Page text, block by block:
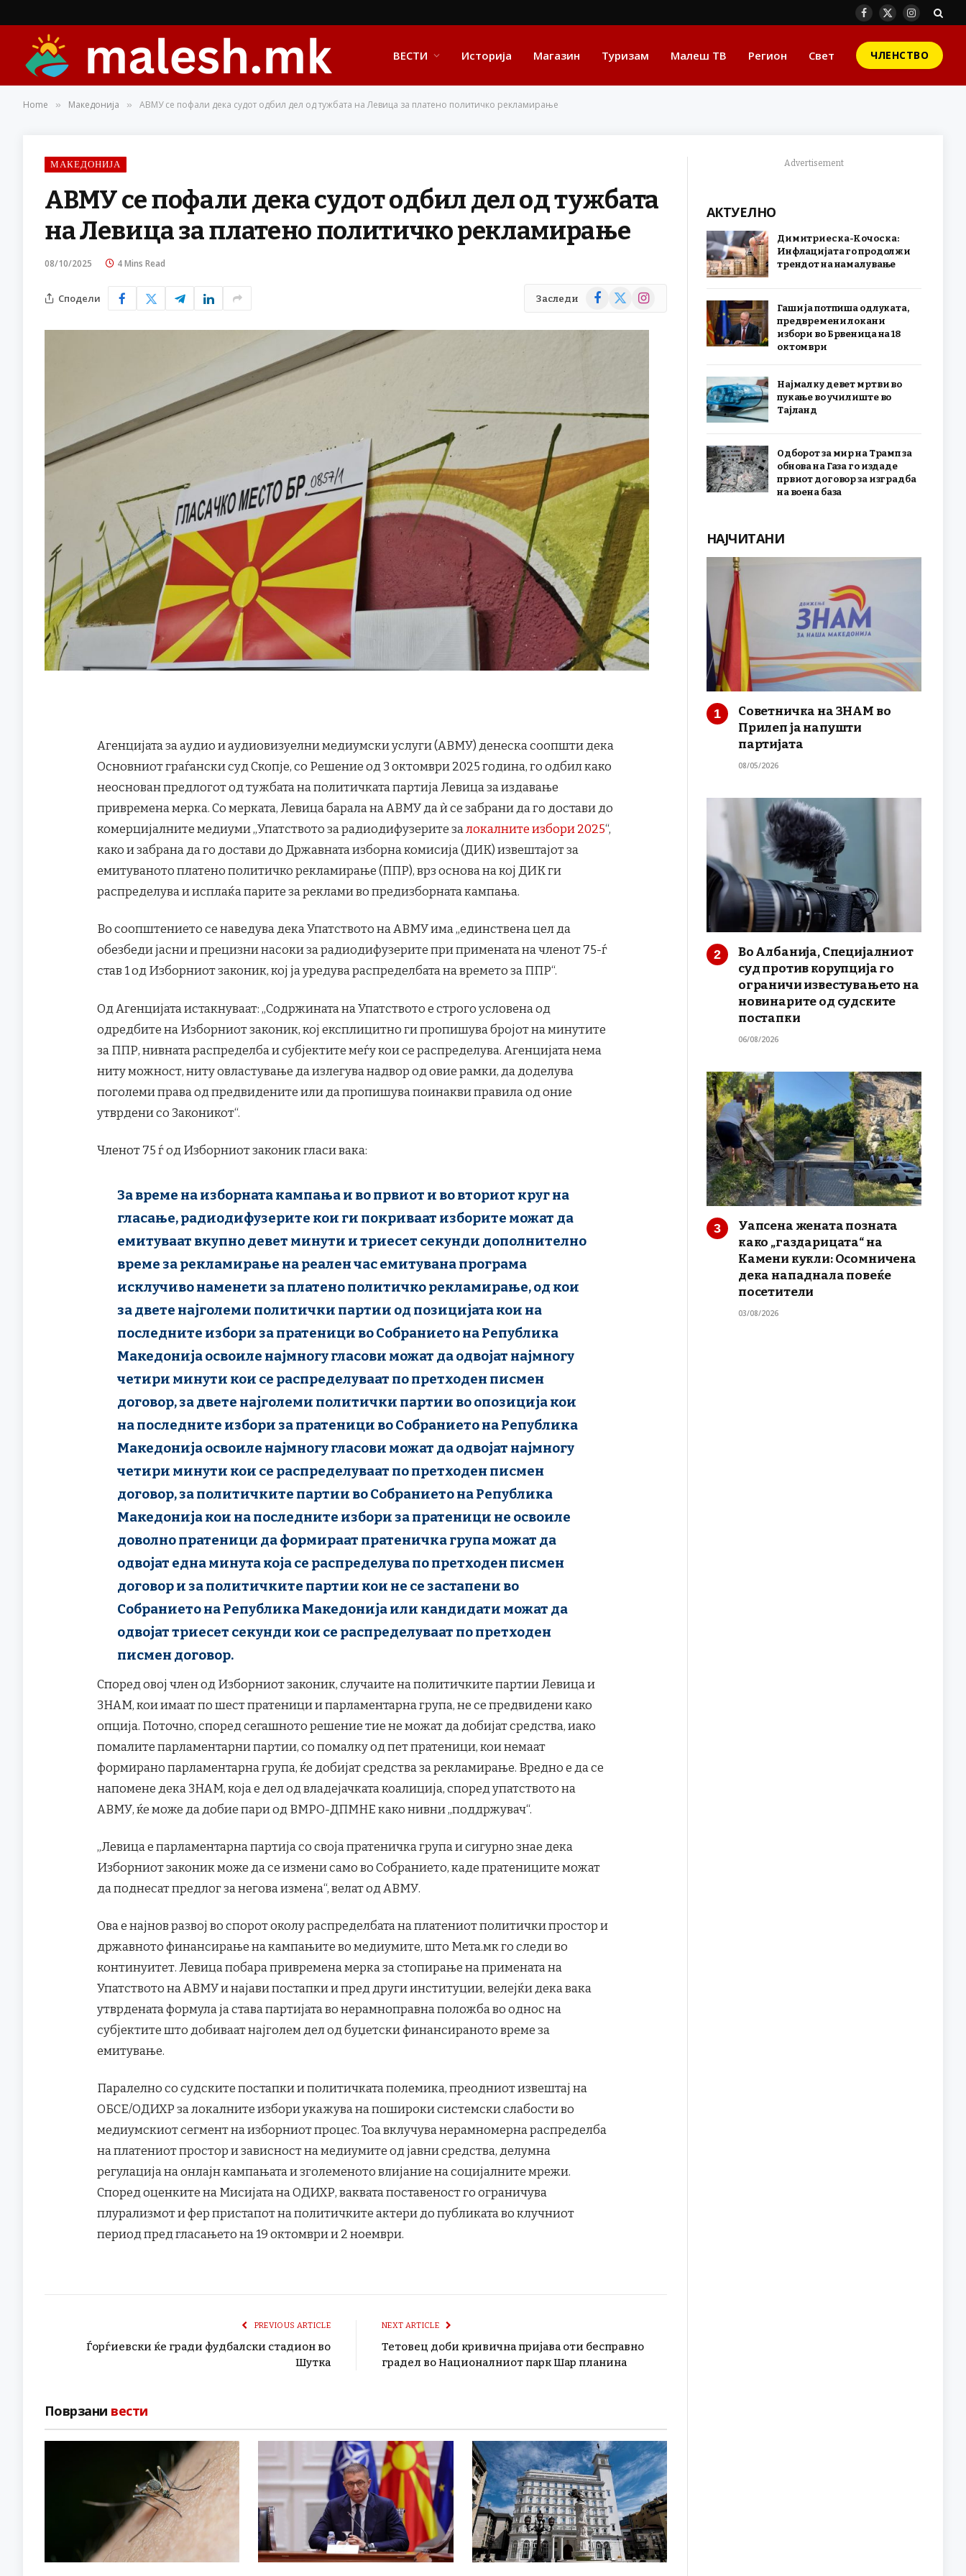
Facebook
X
Instagram
ВЕСТИ Историја Магазин Туризам Малеш ТВ Регион Свет ЧЛЕНСТВО
Home » Македонија » АВМУ се пофали дека судот одбил дел од тужбата на Левица за платено политичко рекламирање
МАКЕДОНИЈА
АВМУ се пофали дека судот одбил дел од тужбата
на Левица за платено политичко рекламирање
08/10/2025 4 Mins Read
Сподели Заследи Facebook
X
Instagram
Агенцијата за аудио и аудиовизуелни медиумски услуги (АВМУ) денеска соопшти дека
Основниот граѓански суд Скопје, со Решение од 3 октомври 2025 година, го одбил како
неоснован предлогот од тужбата на политичката партија Левица за издавање
привремена мерка. Со мерката, Левица барала на АВМУ да ѝ се забрани да го достави до
комерцијалните медиуми „Упатството за радиодифузерите залокалните избори 2025“,
како и забрана да го достави до Државната изборна комисија (ДИК) извештајот за
емитуваното платено политичко рекламирање (ППР), врз основа на кој ДИК ги
распределува и исплаќа парите за реклами во предизборната кампања.
Во соопштението се наведува дека Упатството на АВМУ има „единствена цел да
обезбеди јасни и прецизни насоки за радиодифузерите при примената на членот 75-ѓ
став 1 од Изборниот законик, кој ја уредува распределбата на времето за ППР“.
Од Агенцијата истакнуваат: „Содржината на Упатството е строго условена од
одредбите на Изборниот законик, кој експлицитно ги пропишува бројот на минутите
за ППР, нивната распределба и субјектите меѓу кои се распределува. Агенцијата нема
ниту можност, ниту овластување да излегува надвор од овие рамки, да доделува
поголеми права од предвидените или да пропишува поинакви правила од оние
утврдени со Законикот“.
Членот 75 ѓ од Изборниот законик гласи вака:
За време на изборната кампања и во првиот и во вториот круг на
гласање, радиодифузерите кои ги покриваат изборите можат да
емитуваат вкупно девет минути и триесет секунди дополнително
време за рекламирање на реален час емитувана програма
исклучиво наменети за платено политичко рекламирање, од кои
за двете најголеми политички партии од позицијата кои на
последните избори за пратеници во Собранието на Република
Македонија освоиле најмногу гласови можат да одвојат најмногу
четири минути кои се распределуваат по претходен писмен
договор, за двете најголеми политички партии во опозиција кои
на последните избори за пратеници во Собранието на Република
Македонија освоиле најмногу гласови можат да одвојат најмногу
четири минути кои се распределуваат по претходен писмен
договор, за политичките партии во Собранието на Република
Македонија кои на последните избори за пратеници не освоиле
доволно пратеници да формираат пратеничка група можат да
одвојат една минута која се распределува по претходен писмен
договор и за политичките партии кои не се застапени во
Собранието на Република Македонија или кандидати можат да
одвојат триесет секунди кои се распределуваат по претходен
писмен договор.
Според овој член од Изборниот законик, случаите на политичките партии Левица и
ЗНАМ, кои имаат по шест пратеници и парламентарна група, не се предвидени како
опција. Поточно, според сегашното решение тие не можат да добијат средства, иако
помалите парламентарни партии, со помалку од пет пратеници, кои немаат
формирано парламентарна група, ќе добијат средства за рекламирање. Вредно е да се
напомене дека ЗНАМ, која е дел од владејачката коалиција, според упатството на
АВМУ, ќе може да добие пари од ВМРО-ДПМНЕ како нивни „поддржувач“.
„Левица е парламентарна партија со своја пратеничка група и сигурно знае дека
Изборниот законик може да се измени само во Собранието, каде пратениците можат
да поднесат предлог за негова измена“, велат од АВМУ.
Ова е најнов развој во спорот околу распределбата на платениот политички простор и
државното финансирање на кампањите во медиумите, што Мета.мк го следи во
континуитет. Левица побара привремена мерка за стопирање на примената на
Упатството на АВМУ и најави постапки и пред други институции, велејќи дека вака
утврдената формула ја става партијата во нерамноправна положба во однос на
субјектите што добиваат најголем дел од буџетски финансираното време за
емитување.
Паралелно со судските постапки и политичката полемика, преодниот извештај на
ОБСЕ/ОДИХР за локалните избори укажува на пошироки системски слабости во
медиумскиот сегмент на изборниот процес. Тоа вклучува нерамномерна распределба
на платениот простор и зависност на медиумите од јавни средства, делумна
регулација на онлајн кампањата и зголеменото влијание на социјалните мрежи.
Според оценките на Мисијата на ОДИХР, ваквата поставеност го ограничува
плурализмот и фер пристапот на политичките актери до публиката во клучниот
период пред гласањето на 19 октомври и 2 ноември.
PREVIOUS ARTICLE
Ѓорѓиевски ќе гради фудбалски стадион во
Шутка
NEXT ARTICLE
Тетовец доби кривична пријава оти бесправно
градел во Националниот парк Шар планина
Поврзани вести
Advertisement
АКТУЕЛНО
Димитриеска-Кочоска:
Инфлацијата го продолжи
трендот на намалување
Гаши ја потпиша одлуката,
предвремени локани
избори во Брвеница на 18
октомври
Најмалку девет мртви во
пукање во училиште во
Тајланд
Одборот за мир на Трамп за
обнова на Газа го издаде
првиот договор за изградба
на воена база
НАЈЧИТАНИ
Советничка на ЗНАМ во
Прилеп ја напушти
партијата
08/05/2026
Во Албанија, Специјалниот
суд против корупција го
ограничи известувањето на
новинарите од судските
постапки
06/08/2026
Уапсена жената позната
како „газдарицата“ на
Камени кукли: Осомничена
дека нападнала повеќе
посетители
03/08/2026